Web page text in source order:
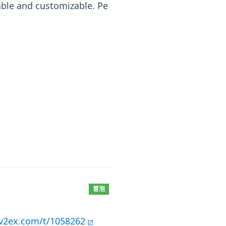
and customizable. Pe
冒泡
t/1058262